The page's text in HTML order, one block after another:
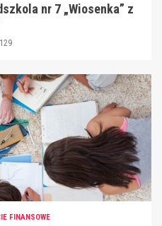
nr 7 „Wiosenka” z
129
FINANSOWE